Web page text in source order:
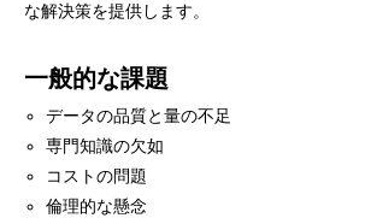
な解決策を提供します。
一般的な課題
データの品質と量の不足
専門知識の欠如
コストの問題
倫理的な懸念